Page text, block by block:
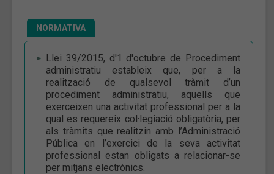
NORMATIVA
Llei 39/2015, d'1 d'octubre de Procediment
administratiu estableix que, per a la
realització de qualsevol tràmit d’un
procediment administratiu, aquells que
exerceixen una activitat professional per a la
qual es requereix col·legiació obligatòria, per
als tràmits que realitzin amb l’Administració
Pública en l’exercici de la seva activitat
professional estan obligats a relacionar-se
per mitjans electrònics.